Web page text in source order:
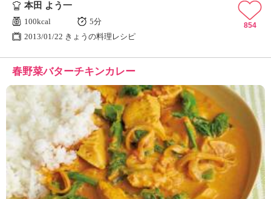
本田 よう一
100kcal
5分
2013/01/22 きょうの料理レシピ
854
春野菜バターチキンカレー